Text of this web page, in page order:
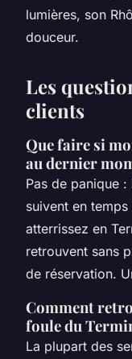
lumières, son
douceur.
Les
clients
Que faire si
au dernier
Pas de panique
suivent en
atterrissez en
retrouvent sans
de réservation.
Comment
foule du
La plupart des